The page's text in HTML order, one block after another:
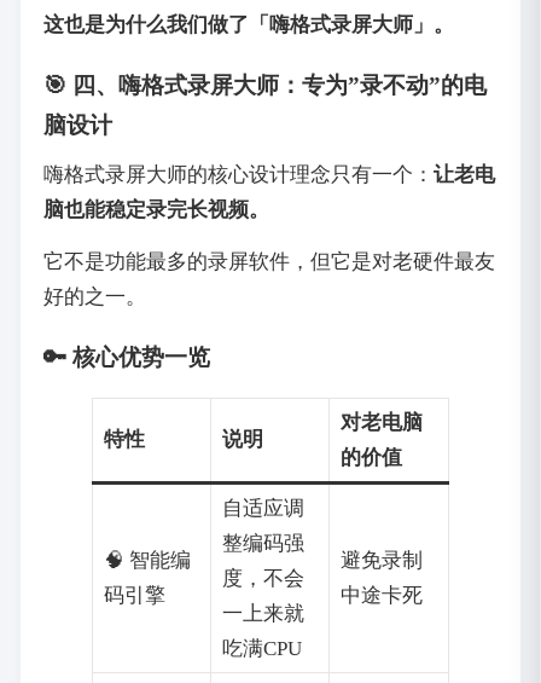
这也是为什么我们做了「嗨格式录屏大师」。
🎯 四、嗨格式录屏大师：专为”录不动”的电
脑设计
嗨格式录屏大师的核心设计理念只有一个： 让老电
脑也能稳定录完长视频。
它不是功能最多的录屏软件，但它是对老硬件最友
好的之一。
🔑 核心优势一览
特性 说明
对老电脑
的价值
🧠 智能编
码引擎
自适应调
整编码强
度，不会
一上来就
吃满CPU
避免录制
中途卡死